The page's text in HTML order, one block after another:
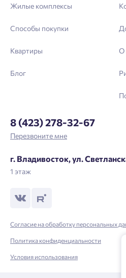
Жилые комплексы
Способы покупки
Квартиры
Блог
О
8 (423) 278-32-67
Перезвоните мне
г. Владивосток, ул.
1 этаж
Согласие на обработку персональных
Политика конфиденциальности
Условия использования